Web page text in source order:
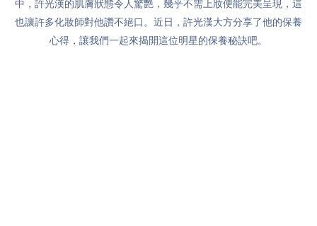
中，許光漢的肌膚狀態令人驚艷，幾乎不需上妝便能完美呈現，這
也讓許多化妝師對他讚不絕口。近日，許光漢大方分享了他的保養
心得，讓我們一起來揭開這位明星的保養秘訣吧。